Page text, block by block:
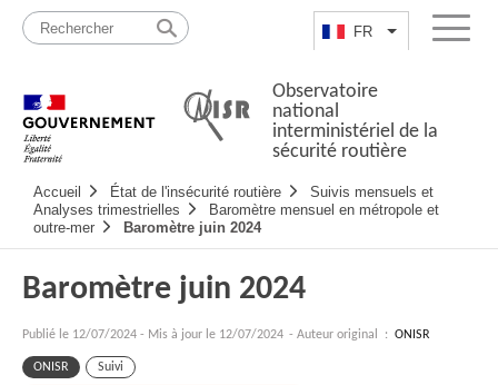
Passer
contenu
FR Lister lesMenu
Observatoire
national
interministériel de la
sécurité routière
principale
Accueil État de l'insécurité routière
Suivis mensuels et
Analyses trimestrielles
Baromètre mensuel en métropole et
outre-mer
Baromètre juin 2024
Baromètre juin 2024
Publié le 12/07/2024 - Mis à jour le 12/07/2024 - Auteur original : ONISR
ONISR Suivi